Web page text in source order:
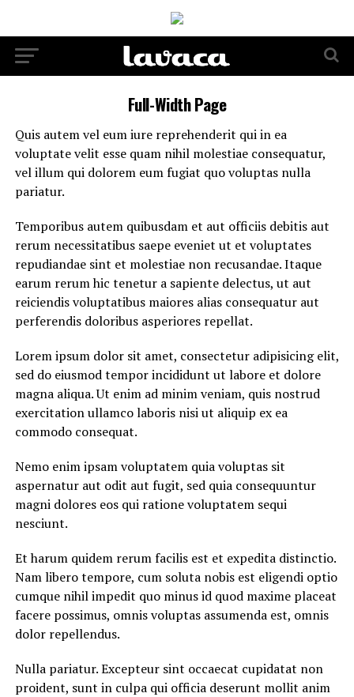
Full-Width Page
Quis autem vel eum iure reprehenderit qui in ea
voluptate velit esse quam nihil molestiae consequatur,
vel illum qui dolorem eum fugiat quo voluptas nulla
pariatur.
Temporibus autem quibusdam et aut officiis debitis aut
rerum necessitatibus saepe eveniet ut et voluptates
repudiandae sint et molestiae non recusandae. Itaque
earum rerum hic tenetur a sapiente delectus, ut aut
reiciendis voluptatibus maiores alias consequatur aut
perferendis doloribus asperiores repellat.
Lorem ipsum dolor sit amet, consectetur adipisicing elit,
sed do eiusmod tempor incididunt ut labore et dolore
magna aliqua. Ut enim ad minim veniam, quis nostrud
exercitation ullamco laboris nisi ut aliquip ex ea
commodo consequat.
Nemo enim ipsam voluptatem quia voluptas sit
aspernatur aut odit aut fugit, sed quia consequuntur
magni dolores eos qui ratione voluptatem sequi
nesciunt.
Et harum quidem rerum facilis est et expedita distinctio.
Nam libero tempore, cum soluta nobis est eligendi optio
cumque nihil impedit quo minus id quod maxime placeat
facere possimus, omnis voluptas assumenda est, omnis
dolor repellendus.
Nulla pariatur. Excepteur sint occaecat cupidatat non
proident, sunt in culpa qui officia deserunt mollit anim